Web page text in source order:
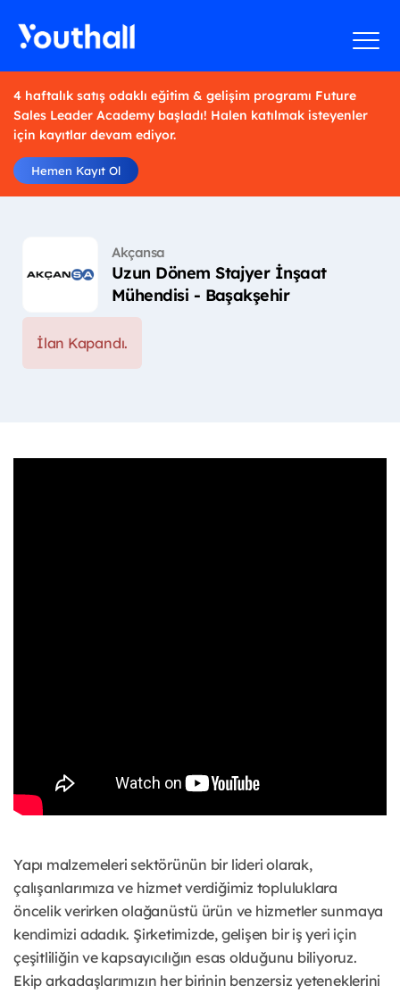
4 haftalık satış odaklı eğitim & gelişim programı Future
Sales Leader Academy başladı! Halen katılmak isteyenler
için kayıtlar devam ediyor.
Hemen Kayıt Ol
Akçansa
Uzun Dönem Stajyer İnşaat
Mühendisi - Başakşehir
İlan Kapandı.
Yapı malzemeleri sektörünün bir lideri olarak,
çalışanlarımıza ve hizmet verdiğimiz topluluklara
öncelik verirken olağanüstü ürün ve hizmetler sunmaya
kendimizi adadık. Şirketimizde, gelişen bir iş yeri için
çeşitliliğin ve kapsayıcılığın esas olduğunu biliyoruz.
Ekip arkadaşlarımızın her birinin benzersiz yeteneklerini